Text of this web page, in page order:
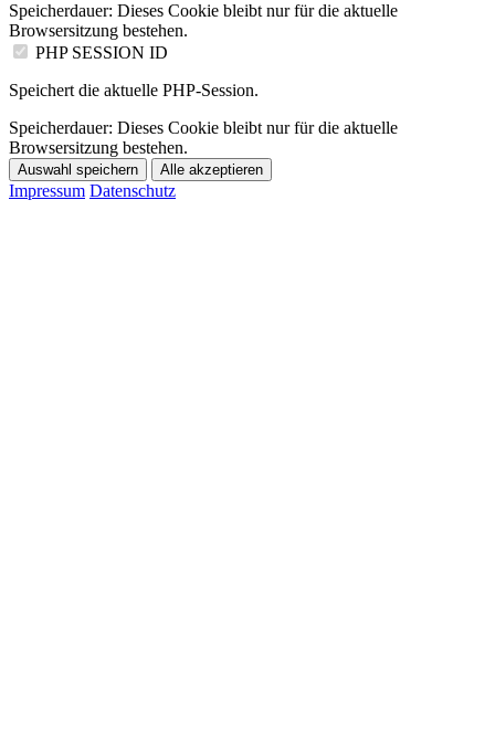
Speicherdauer: Dieses Cookie bleibt nur für die aktuelle
Browsersitzung bestehen.
PHP SESSION ID
Speichert die aktuelle PHP-Session.
Speicherdauer: Dieses Cookie bleibt nur für die aktuelle
Browsersitzung bestehen.
Auswahl speichern Alle akzeptieren
Impressum Datenschutz